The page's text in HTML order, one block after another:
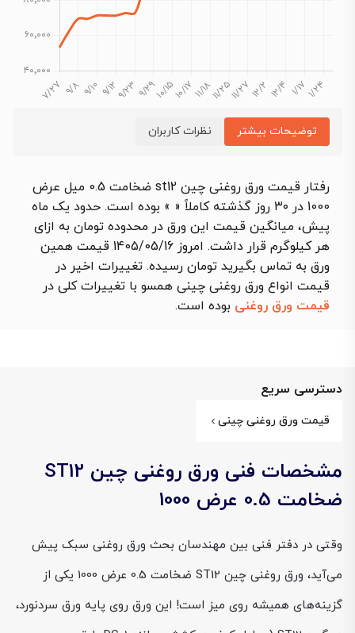
توضیحات بیشتر نظرات کاربران
رفتار قیمت ورق روغنی چین st12 ضخامت 0.5 میل عرض
1000 در ۳۰ روز گذشته کاملاً « » بوده است. حدود یک ماه
پیش، میانگین قیمت این ورق در محدوده تومان به ازای
هر کیلوگرم قرار داشت. امروز 1405/05/16 قیمت همین
ورق به تماس بگیرید تومان رسیده. تغییرات اخیر در
قیمت انواع ورق روغنی چینی همسو با تغییرات کلی در
قیمت ورق روغنی بوده است.
دسترسی سریع
قیمت ورق روغنی چینی
مشخصات فنی ورق روغنی چین ST12
ضخامت 0.5 عرض 1000
وقتی در دفتر فنی بین مهندسان بحث ورق روغنی سبک پیش
می‌آید، ورق روغنی چین ST12 ضخامت 0.5 عرض 1000 یکی از
گزینه‌های همیشه روی میز است! این ورق روی پایه ورق سردنورد،